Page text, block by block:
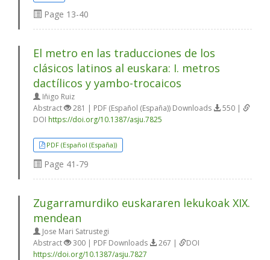
Page 13-40
El metro en las traducciones de los
clásicos latinos al euskara: I. metros
dactílicos y yambo-trocaicos
Iñigo Ruiz
Abstract
281 | PDF (Español (España)) Downloads
550 |
DOI https://doi.org/10.1387/asju.7825
PDF (Español (España))
Page 41-79
Zugarramurdiko euskararen lekukoak XIX.
mendean
Jose Mari Satrustegi
Abstract
300 | PDF Downloads 267 |
DOI
https://doi.org/10.1387/asju.7827